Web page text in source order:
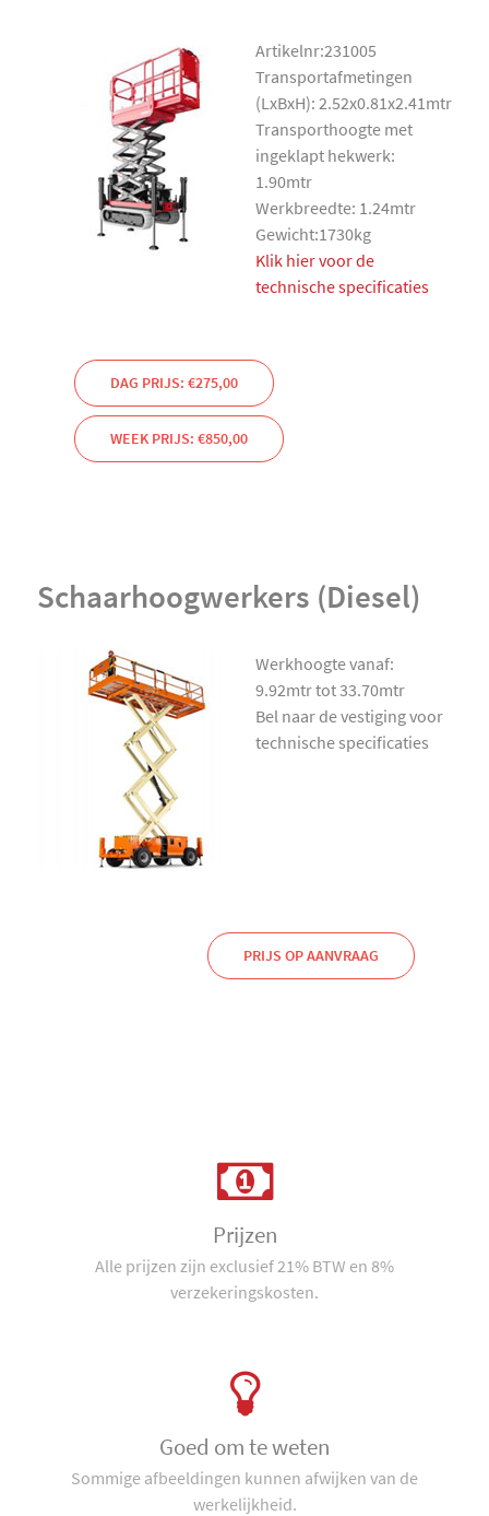
Artikelnr:231005
Transportafmetingen
(LxBxH): 2.52x0.81x2.41mtr
Transporthoogte met
ingeklapt hekwerk:
1.90mtr
Werkbreedte: 1.24mtr
Gewicht:1730kg
Klik hier voor de
technische specificaties
DAG PRIJS: €275,00
WEEK PRIJS: €850,00
Schaarhoogwerkers (Diesel)
Werkhoogte vanaf:
9.92mtr tot 33.70mtr
Bel naar de vestiging voor
technische specificaties
PRIJS OP AANVRAAG
Prijzen
Alle prijzen zijn exclusief 21% BTW en 8%
verzekeringskosten.
Goed om te weten
Sommige afbeeldingen kunnen afwijken van de
werkelijkheid.